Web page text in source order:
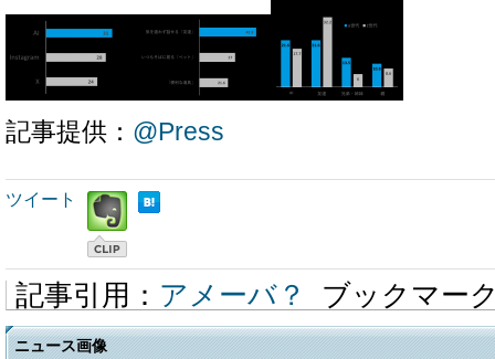
記事提供： @Press
ツイート
記事引用： アメーバ？ ブックマー
ニュース画像